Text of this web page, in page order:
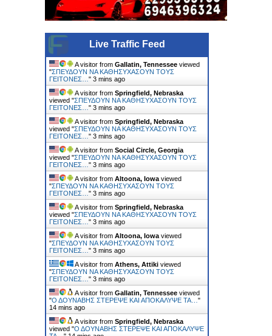
Live Traffic Feed
A visitor from Gallatin, Tennessee viewed
"ΣΠΕΥΔΟΥΝ ΝΑ ΚΑΘΗΣΥΧΑΣΟΥΝ ΤΟΥΣ
ΓΕΙΤΟΝΕΣ… " 3 mins ago
A visitor from Springfield, Nebraska
viewed "ΣΠΕΥΔΟΥΝ ΝΑ ΚΑΘΗΣΥΧΑΣΟΥΝ ΤΟΥΣ
ΓΕΙΤΟΝΕΣ… " 3 mins ago
A visitor from Springfield, Nebraska
viewed "ΣΠΕΥΔΟΥΝ ΝΑ ΚΑΘΗΣΥΧΑΣΟΥΝ ΤΟΥΣ
ΓΕΙΤΟΝΕΣ… " 3 mins ago
A visitor from Social Circle, Georgia
viewed "ΣΠΕΥΔΟΥΝ ΝΑ ΚΑΘΗΣΥΧΑΣΟΥΝ ΤΟΥΣ
ΓΕΙΤΟΝΕΣ… " 3 mins ago
A visitor from Altoona, Iowa viewed
"ΣΠΕΥΔΟΥΝ ΝΑ ΚΑΘΗΣΥΧΑΣΟΥΝ ΤΟΥΣ
ΓΕΙΤΟΝΕΣ… " 3 mins ago
A visitor from Springfield, Nebraska
viewed "ΣΠΕΥΔΟΥΝ ΝΑ ΚΑΘΗΣΥΧΑΣΟΥΝ ΤΟΥΣ
ΓΕΙΤΟΝΕΣ… " 3 mins ago
A visitor from Altoona, Iowa viewed
"ΣΠΕΥΔΟΥΝ ΝΑ ΚΑΘΗΣΥΧΑΣΟΥΝ ΤΟΥΣ
ΓΕΙΤΟΝΕΣ… " 3 mins ago
A visitor from Athens, Attiki viewed
"ΣΠΕΥΔΟΥΝ ΝΑ ΚΑΘΗΣΥΧΑΣΟΥΝ ΤΟΥΣ
ΓΕΙΤΟΝΕΣ… " 3 mins ago
A visitor from Gallatin, Tennessee viewed
"Ο ΔΟΥΝΑΒΗΣ ΣΤΕΡΕΨΕ ΚΑΙ ΑΠΟΚΑΛΥΨΕ ΤΑ… "
14 mins ago
A visitor from Springfield, Nebraska
viewed "Ο ΔΟΥΝΑΒΗΣ ΣΤΕΡΕΨΕ ΚΑΙ ΑΠΟΚΑΛΥΨΕ